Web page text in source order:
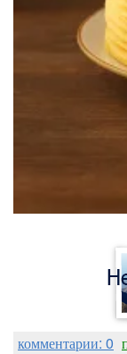
комментарии: 0